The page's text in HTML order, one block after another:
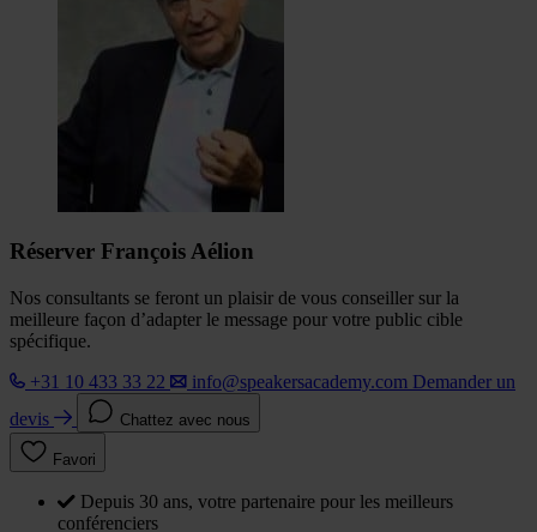
Réserver François Aélion
Nos consultants se feront un plaisir de vous conseiller sur la
meilleure façon d’adapter le message pour votre public cible
spécifique.
+31 10 433 33 22
info@speakersacademy.com Demander un
devis
Chattez avec nous
Favori
Depuis 30 ans, votre partenaire pour les meilleurs
conférenciers